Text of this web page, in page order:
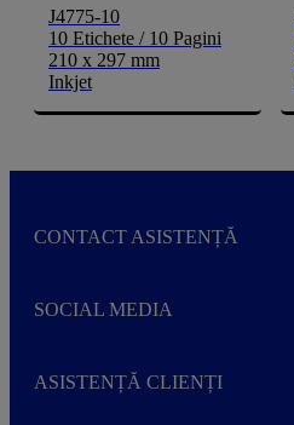
J4775-10
10 Etichete / 10 Pagini
210 x 297 mm
Inkjet
CONTACT ASISTENȚĂ
SOCIAL MEDIA
ASISTENȚĂ CLIENȚI